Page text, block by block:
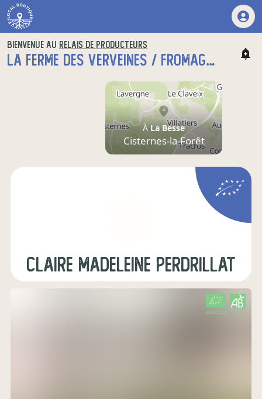
BIENVENUE AU RELAIS DE PRODUCTEURS
LA FERME DES VERVEINES / FROMAGERIE
ÀLa Besse
Cisternes-la-Forêt
claire madeleine perdrillat
CERTIFIÉ PAR FR-BIO-01
AGRICULTURE FRANCE